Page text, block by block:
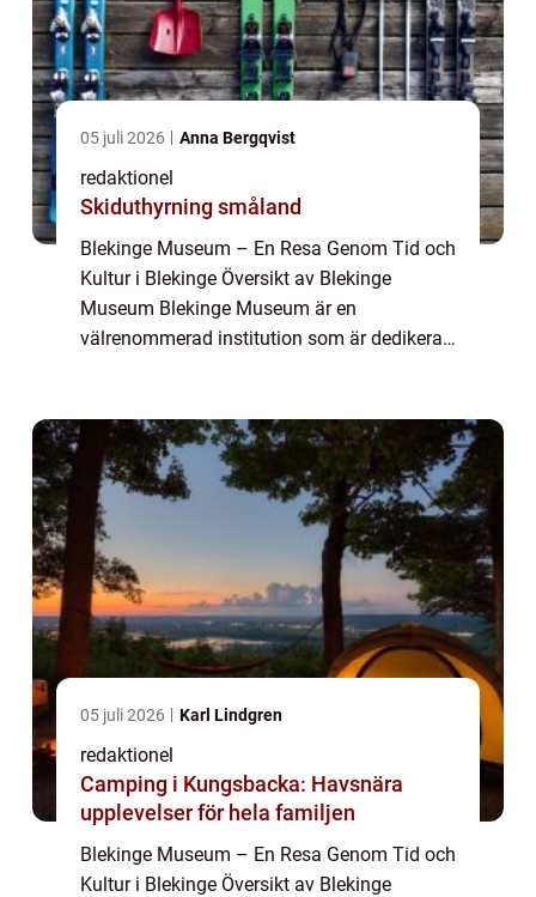
05 juli 2026 Anna Bergqvist
redaktionel
Skiduthyrning småland
Blekinge Museum – En Resa Genom Tid och
Kultur i Blekinge Översikt av Blekinge
Museum Blekinge Museum är en
välrenommerad institution som är dedikerad
Karlsh...
05 juli 2026 Karl Lindgren
redaktionel
Camping i Kungsbacka: Havsnära
upplevelser för hela familjen
Blekinge Museum – En Resa Genom Tid och
Kultur i Blekinge Översikt av Blekinge